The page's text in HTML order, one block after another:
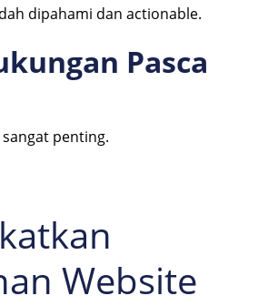
dipahami dan actionable.
Pasca
penting.
Website